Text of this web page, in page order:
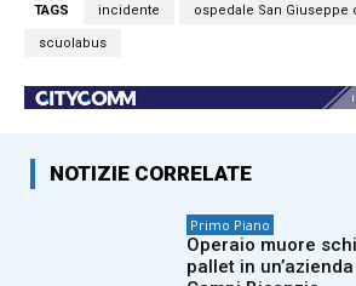
TAGS incidente ospedale San Giuseppe
scuolabus
NOTIZIE CORRELATE
Primo Piano
Operaio muore
pallet in